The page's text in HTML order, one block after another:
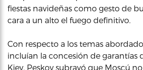
fiestas navideñas como gesto de
cara a un alto el fuego definitivo.
Con respecto a los temas
incluían la concesión de garantías
Kiev, Peskov subrayó que Moscú